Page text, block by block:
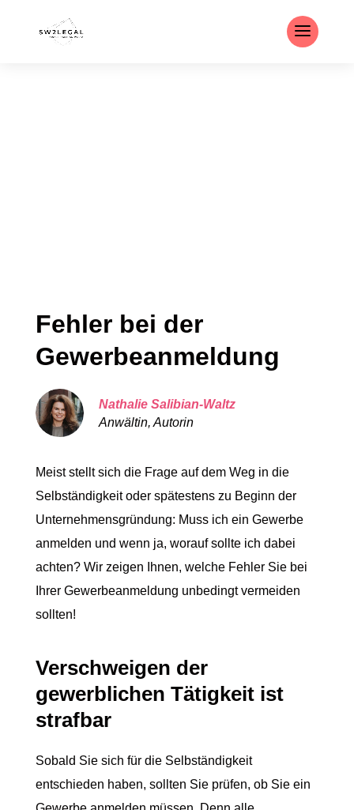
Fehler bei der
Gewerbeanmeldung
Nathalie Salibian-Waltz
Anwältin, Autorin
Meist stellt sich die Frage auf dem Weg in die
Selbständigkeit oder spätestens zu Beginn der
Unternehmensgründung: Muss ich ein Gewerbe
anmelden und wenn ja, worauf sollte ich dabei
achten? Wir zeigen Ihnen, welche Fehler Sie bei
Ihrer Gewerbeanmeldung unbedingt vermeiden
sollten!
Verschweigen der
gewerblichen Tätigkeit ist
strafbar
Sobald Sie sich für die Selbständigkeit
entschieden haben, sollten Sie prüfen, ob Sie ein